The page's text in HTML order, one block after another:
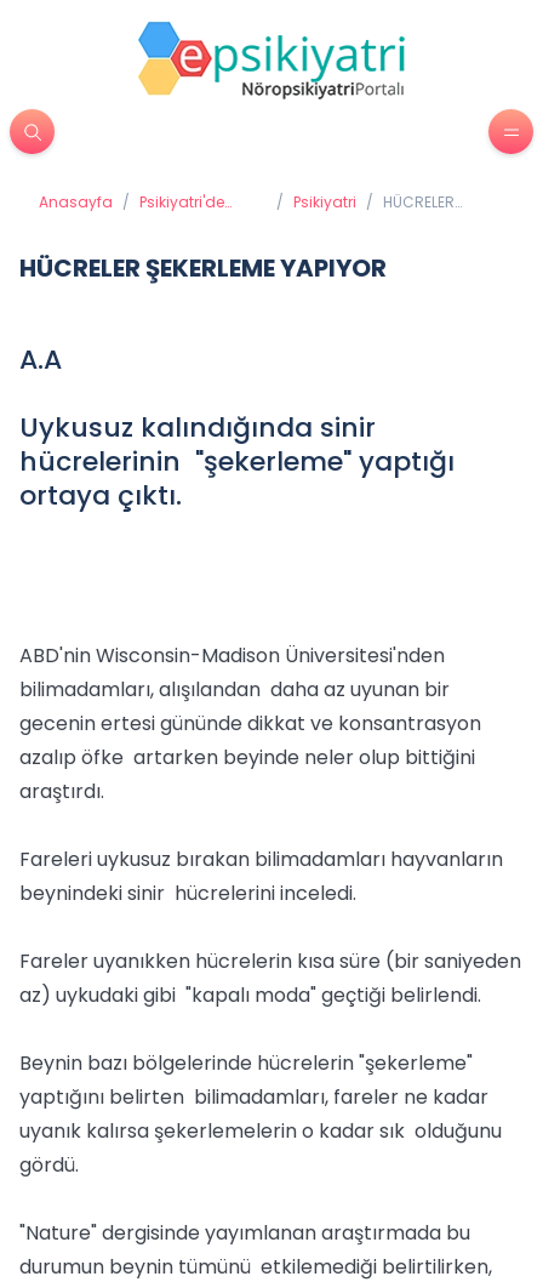
Anasayfa / Psikiyatri'de
/ Psikiyatri / HÜCRELER
HÜCRELER ŞEKERLEME YAPIYOR
A.A
Uykusuz kalındığında sinir
hücrelerinin "şekerleme" yaptığı
ortaya çıktı.
ABD'nin Wisconsin-Madison Üniversitesi'nden
bilimadamları, alışılandan daha az uyunan bir
gecenin ertesi gününde dikkat ve konsantrasyon
azalıp öfke artarken beyinde neler olup bittiğini
araştırdı.
Fareleri uykusuz bırakan bilimadamları hayvanların
beynindeki sinir hücrelerini inceledi.
Fareler uyanıkken hücrelerin kısa süre (bir saniyeden
az) uykudaki gibi "kapalı moda" geçtiği belirlendi.
Beynin bazı bölgelerinde hücrelerin "şekerleme"
yaptığını belirten bilimadamları, fareler ne kadar
uyanık kalırsa şekerlemelerin o kadar sık olduğunu
gördü.
"Nature" dergisinde yayımlanan araştırmada bu
durumun beynin tümünü etkilemediği belirtilirken,